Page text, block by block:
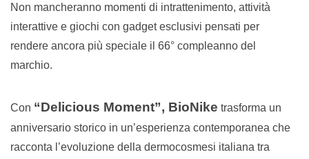
Non mancheranno momenti di intrattenimento, attività
interattive e giochi con gadget esclusivi pensati per
rendere ancora più speciale il 66° compleanno del
marchio.
Con “Delicious Moment”, BioNike trasforma un
anniversario storico in un’esperienza contemporanea che
racconta l’evoluzione della dermocosmesi italiana tra